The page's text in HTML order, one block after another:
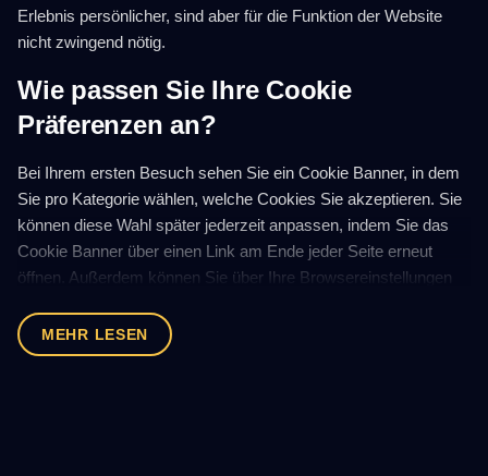
Erlebnis persönlicher, sind aber für die Funktion der Website
nicht zwingend nötig.
Wie passen Sie Ihre Cookie
Präferenzen an?
Bei Ihrem ersten Besuch sehen Sie ein Cookie Banner, in dem
Sie pro Kategorie wählen, welche Cookies Sie akzeptieren. Sie
können diese Wahl später jederzeit anpassen, indem Sie das
Cookie Banner über einen Link am Ende jeder Seite erneut
öffnen. Außerdem können Sie über Ihre Browsereinstellungen
Blockieren funktionaler Cookies bedeutet, dass Sie sich nicht
mehr einloggen oder spielen können.
MEHR LESEN